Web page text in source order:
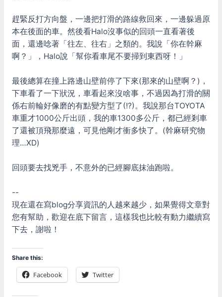
趕緊反打方向盤，一邊把打滑的路線救回來，一邊躲過原
本在後面的車。然後看Halo沒事似的回頭一直看著後
面，還邊唸著「往左、往右」之類的。我說「你在幹麻
啊？」，Halo說「幫你看車尾不要掃到東西呀！」
最後總算在撞上路邊山壁前停了下來(那來的山壁啊？)，
下車看了一下狀況，車看起來沒啥事，不過因為打滑的關
係右前輪好像磨的有點變方型了(!?)。我說那台TOYOTA
車重才1000公斤出頭，我的車1300多公斤，都已經剎車
了還被頂飛那麼遠，可見他剛才衝多快了。(幹麻研究物
理…XD)
回頭要去找兇手，不意外的已經腳底抹油跑啦。
--
現在還在寫blog分享資訊的人越來越少，如果覺得文章對
您有幫助，歡迎在底下留言，這樣我也比較有動力繼續寫
下去，謝啦！
Share this:
Facebook Twitter